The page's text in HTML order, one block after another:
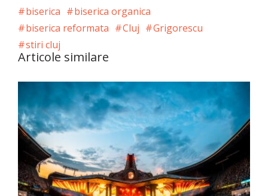
biserica
biserica organica
biserica reformata
Cluj
Grigorescu
stiri cluj
Articole similare